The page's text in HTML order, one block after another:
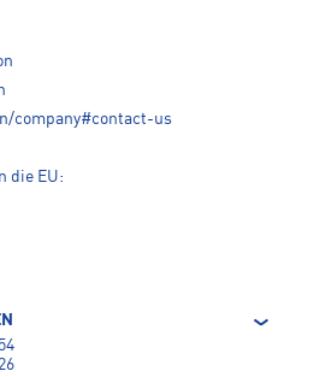
company#contact-us
die EU: